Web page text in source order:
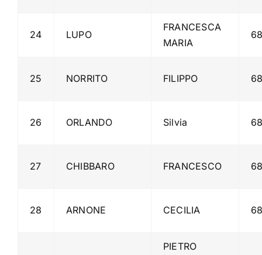
24 LUPO
FRANCESCA
MARIA
25 NORRITO FILIPPO
26 ORLANDO Silvia
27 CHIBBARO FRANCESCO
28 ARNONE CECILIA
PIETRO